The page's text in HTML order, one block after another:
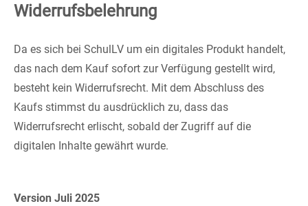
Widerrufsbelehrung
Da es sich bei SchulLV um ein digitales Produkt handelt,
das nach dem Kauf sofort zur Verfügung gestellt wird,
besteht kein Widerrufsrecht. Mit dem Abschluss des
Kaufs stimmst du ausdrücklich zu, dass das
Widerrufsrecht erlischt, sobald der Zugriff auf die
digitalen Inhalte gewährt wurde.
Version Juli 2025